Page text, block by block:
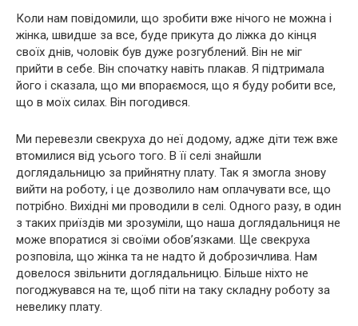
Коли нам повідомили, що зробити вже нічого не можна і
жінка, швидше за все, буде прикута до ліжка до кінця
своїх днів, чоловік був дуже розгублений. Він не міг
прийти в себе. Він спочатку навіть плакав. Я підтримала
його і сказала, що ми впораємося, що я буду робити все,
що в моїх силах. Він погодився.
Ми перевезли свекруха до неї додому, адже діти теж вже
втомилися від усього того. В її селі знайшли
доглядальницю за прийнятну плату. Так я змогла знову
вийти на роботу, і це дозволило нам оплачувати все, що
потрібно. Вихідні ми проводили в селі. Одного разу, в один
з таких приїздів ми зрозуміли, що наша доглядальниця не
може впоратися зі своїми обов’язками. Ще свекруха
розповіла, що жінка та не надто й доброзичлива. Нам
довелося звільнити доглядальницю. Більше ніхто не
погоджувався на те, щоб піти на таку складну роботу за
невелику плату.